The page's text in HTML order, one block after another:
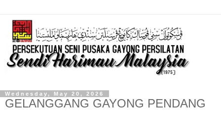
Wednesday, May 20, 2026
GELANGGANG GAYONG PENDANG